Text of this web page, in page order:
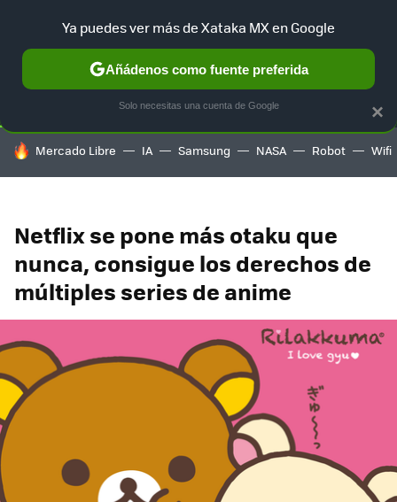
SELECCIÓN GAMING HOME AUTO TERRITORIO
HOY SE HABLA DE
Mercado Libre IA Samsung NASA Robot Wifi
Netflix se pone más otaku que
nunca, consigue los derechos de
múltiples series de anime
×
Ya puedes ver más de Xataka MX en Google
Añádenos como fuente preferida
Solo necesitas una cuenta de Google